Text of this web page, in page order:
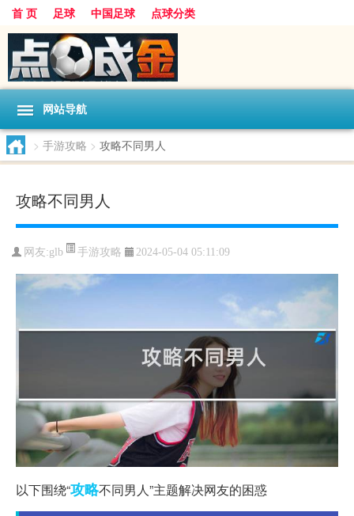
首 页 足球 中国足球 点球分类
网站导航
> 手游攻略 > 攻略不同男人
攻略不同男人
网友:glb 手游攻略 2024-05-04 05:11:09
以下围绕“攻略不同男人”主题解决网友的困惑